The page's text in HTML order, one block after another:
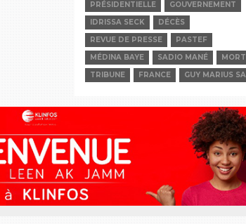
PRÉSIDENTIELLE
GOUVERNEMENT
IDRISSA SECK
DÉCÈS
REVUE DE PRESSE
PASTEF
MÉDINA BAYE
SADIO MANÉ
MORT
TRIBUNE
FRANCE GUY MARIUS